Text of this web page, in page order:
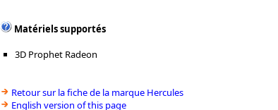
Matériels supportés
3D Prophet Radeon
Retour sur la fiche de la marque Hercules
English version of this page